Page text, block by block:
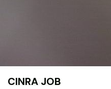
CINRA JOB